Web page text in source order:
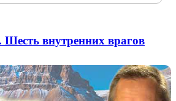
внутренних врагов